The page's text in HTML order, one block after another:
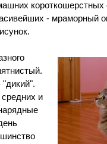
- мраморный
"дикий".
и